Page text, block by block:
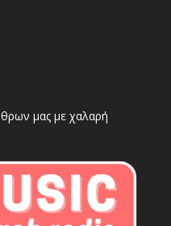
μας με χαλαρή